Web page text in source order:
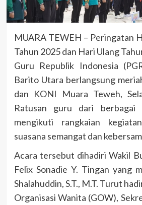
MUARA TEWEH – Peringatan
Tahun 2025 dan Hari Ulang
Guru Republik Indonesia
Barito Utara berlangsung
dan KONI Muara Teweh,
Ratusan guru dari berbagai
mengikuti rangkaian
suasana semangat dan
Acara tersebut dihadiri Wakil
Felix Sonadie Y. Tingan yang
Shalahuddin, S.T., M.T. Turut
Organisasi Wanita (GOW),